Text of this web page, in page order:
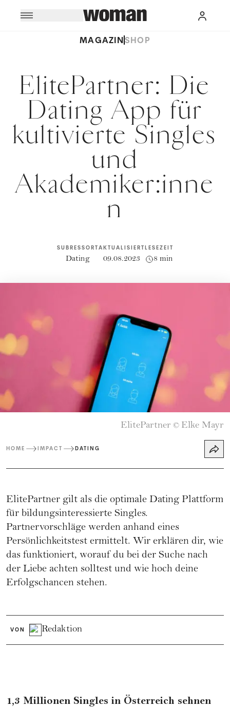
MAGAZINSHOP
ElitePartner: Die
Dating App für
kultivierte Singles
und
Akademiker:inne
n
SUBRESSORT
Dating
AKTUALISIERT
09.08.2023
LESEZEIT
8 min
ElitePartner © Elke Mayr
HOME IMPACT DATING
ElitePartner gilt als die optimale Dating Plattform
für bildungsinteressierte Singles.
Partnervorschläge werden anhand eines
Persönlichkeitstest ermittelt. Wir erklären dir, wie
das funktioniert, worauf du bei der Suche nach
der Liebe achten solltest und wie hoch deine
Erfolgschancen stehen.
VON Redaktion
1,3 Millionen Singles in Österreich sehnen